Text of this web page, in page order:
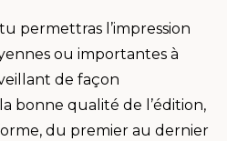
permettras l’impression
ou importantes à
de façon
bonne qualité de l’édition,
du premier au dernier